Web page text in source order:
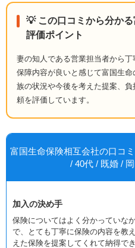
💡 この口コミから分か
評価ポイント
妻の知人である営業担当者から
保障内容が良いと感じて富国生
族の状況や今後を考えた提案、
頼を評価しています。
富国生命保険相互会社の口コ
/ 40代 / 既婚 /
加入の決め手
保険についてはよく分かっていな
で、とても丁寧に保険の内容を教
えた保険を提案してくれて納得で